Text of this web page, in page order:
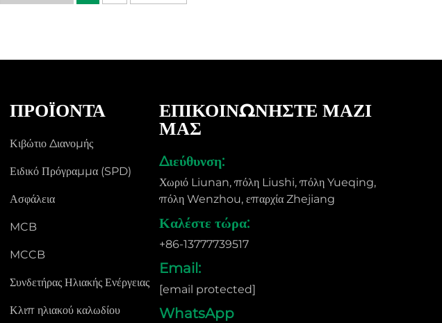
ΠΡΟΪΌΝΤΑ
Κιβώτιο Διανομής
Ειδικό Πρόγραμμα (SPD)
Ασφάλεια
MCB
MCCB
Συνδετήρας Ηλιακής Ενέργειας
Κλιπ ηλιακού καλωδίου
ΕΠΙΚΟΙΝΩΝΗΣΤΕ ΜΑΖΙ
ΜΑΣ
Διεύθυνση:
Χωριό Liunan, πόλη Liushi, πόλη Yueqing,
πόλη Wenzhou, επαρχία Zhejiang
Καλέστε τώρα:
+86-13777739517
Email:
[email protected]
WhatsApp